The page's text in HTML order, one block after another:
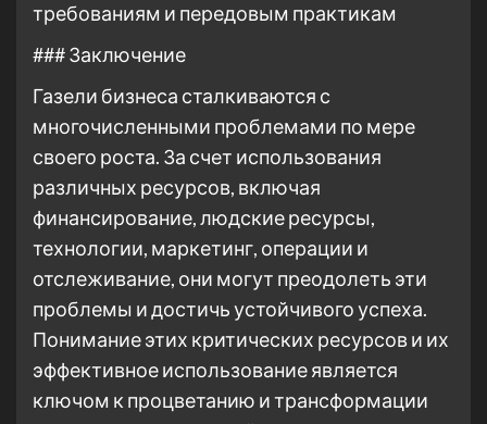
требованиям и передовым практикам
### Заключение
Газели бизнеса сталкиваются с
многочисленными проблемами по мере
своего роста. За счет использования
различных ресурсов, включая
финансирование, людские ресурсы,
технологии, маркетинг, операции и
отслеживание, они могут преодолеть эти
проблемы и достичь устойчивого успеха.
Понимание этих критических ресурсов и их
эффективное использование является
ключом к процветанию и трансформации